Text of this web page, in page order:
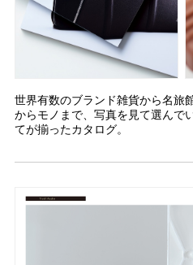
世界有数のブランド雑貨から名旅
からモノまで、写真を見て選んで
てが揃ったカタログ。